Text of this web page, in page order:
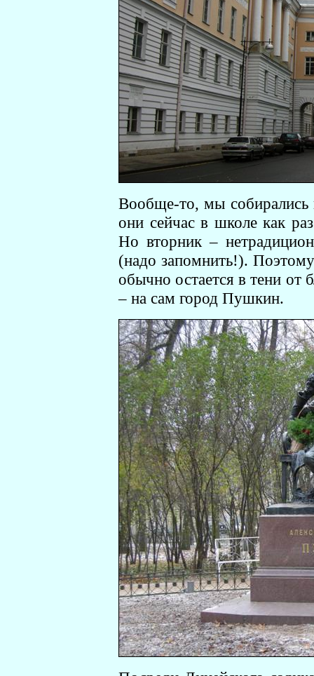
Вообще-то, мы собирались
они сейчас в школе как
Но вторник –
(надо запомнить!).
обычно остается в тени от
– на сам город Пушкин.